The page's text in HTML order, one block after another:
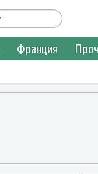
Франция